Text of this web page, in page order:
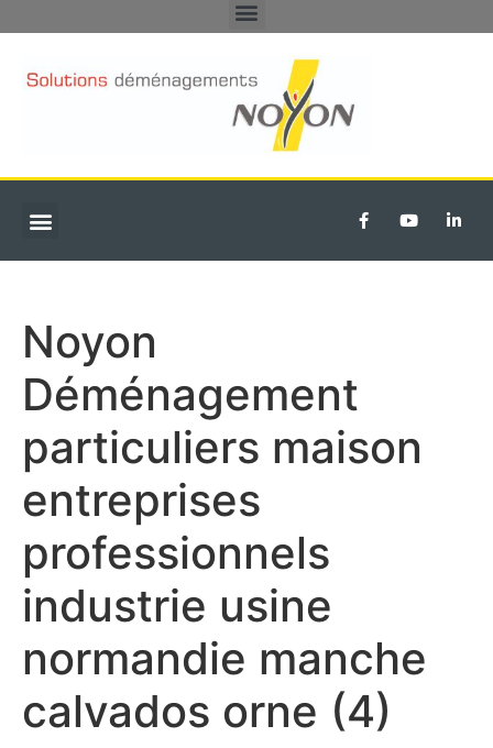
Noyon
Déménagement
particuliers maison
entreprises
professionnels
industrie usine
normandie manche
calvados orne (4)